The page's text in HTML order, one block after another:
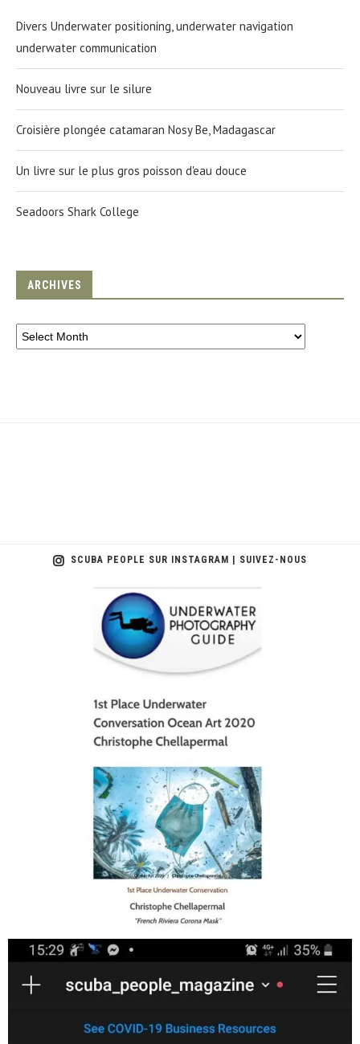
Divers Underwater positioning, underwater navigation
underwater communication
Nouveau livre sur le silure
Croisière plongée catamaran Nosy Be, Madagascar
Un livre sur le plus gros poisson d'eau douce
Seadoors Shark College
ARCHIVES
SCUBA PEOPLE SUR INSTAGRAM | SUIVEZ-NOUS
scuba_people_magazine
scuba_people_magazine